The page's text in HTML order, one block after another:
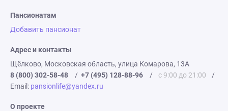
Пансионатам
Добавить пансионат
Адрес и контакты
Щёлково, Московская область, улица Комарова, 13А
8 (800) 302-58-48
/ +7 (495) 128-88-96 / с 9:00 до 21:00
/
Email: pansionlife@yandex.ru
О проекте